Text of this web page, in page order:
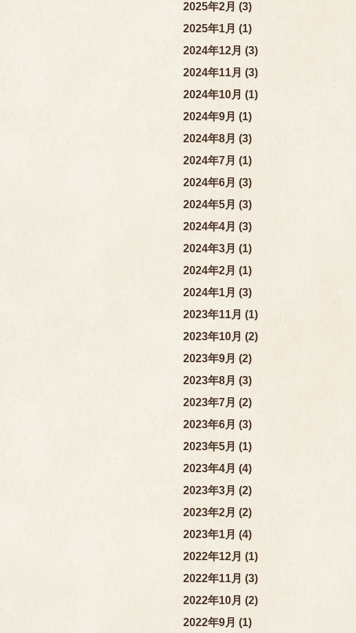
2025年2月 (3)
2025年1月 (1)
2024年12月 (3)
2024年11月 (3)
2024年10月 (1)
2024年9月 (1)
2024年8月 (3)
2024年7月 (1)
2024年6月 (3)
2024年5月 (3)
2024年4月 (3)
2024年3月 (1)
2024年2月 (1)
2024年1月 (3)
2023年11月 (1)
2023年10月 (2)
2023年9月 (2)
2023年8月 (3)
2023年7月 (2)
2023年6月 (3)
2023年5月 (1)
2023年4月 (4)
2023年3月 (2)
2023年2月 (2)
2023年1月 (4)
2022年12月 (1)
2022年11月 (3)
2022年10月 (2)
2022年9月 (1)